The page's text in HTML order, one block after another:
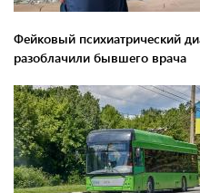
Фейковый психиатрический
разоблачили бывшего врача